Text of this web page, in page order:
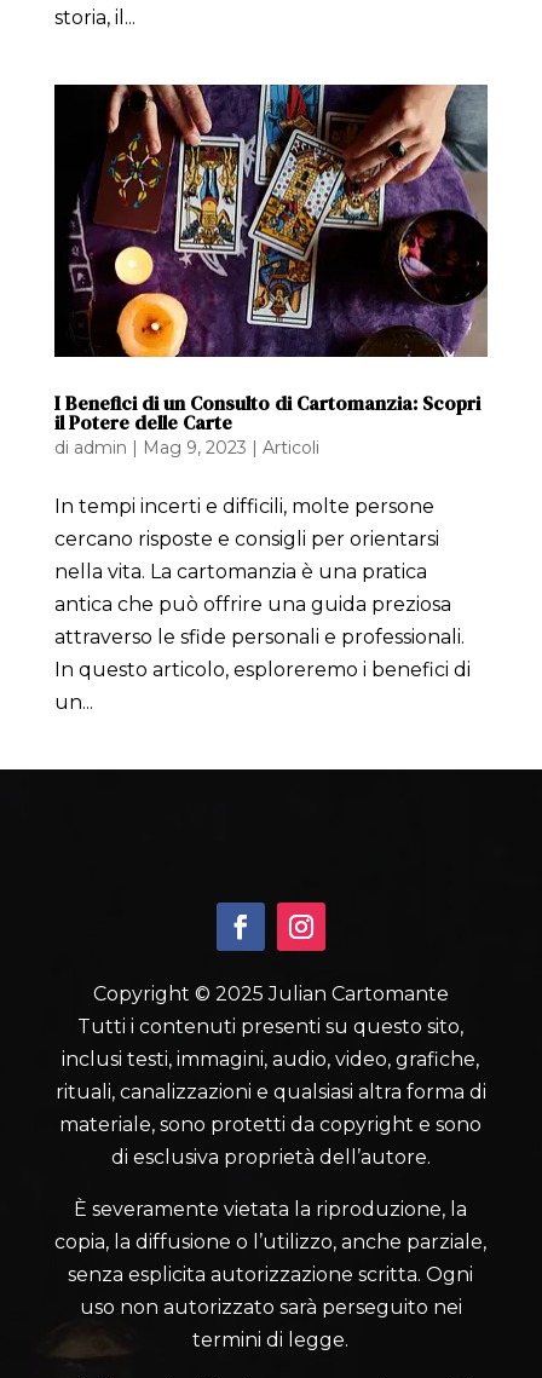
storia, il...
I Benefici di un Consulto di Cartomanzia: Scopri
il Potere delle Carte
di admin | Mag 9, 2023 | Articoli
In tempi incerti e difficili, molte persone
cercano risposte e consigli per orientarsi
nella vita. La cartomanzia è una pratica
antica che può offrire una guida preziosa
attraverso le sfide personali e professionali.
In questo articolo, esploreremo i benefici di
un...
Copyright © 2025 Julian Cartomante
Tutti i contenuti presenti su questo sito,
inclusi testi, immagini, audio, video, grafiche,
rituali, canalizzazioni e qualsiasi altra forma di
materiale, sono protetti da copyright e sono
di esclusiva proprietà dell’autore.
È severamente vietata la riproduzione, la
copia, la diffusione o l’utilizzo, anche parziale,
senza esplicita autorizzazione scritta. Ogni
uso non autorizzato sarà perseguito nei
termini di legge.